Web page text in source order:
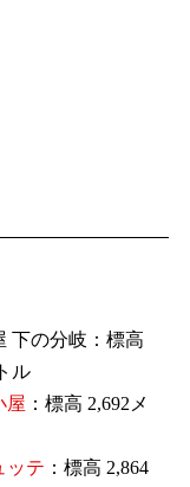
下の分岐：標高
ル
屋 ：標高 2,692メ
ッテ ：標高 2,864